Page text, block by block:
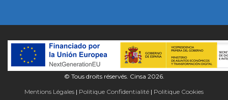
© Tous droits réservés. Cinsa 2026.
Mentions Légales
Politique Confidentialité Politique Cookies